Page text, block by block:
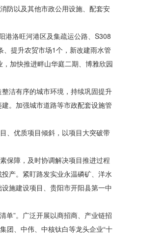
防以及其他市政公用设施、配套安
港洛旺河港区及集疏运公路、S308
提升农贸市场1个，新改建雨水管
加快推进畔山华庭二期、博雅欣园
洁有序的城市环境，持续巩固提升
。加强城市道路等市政配套设施管
、优质项目倾斜，以项目大突破带
保障，及时协调解决项目推进过程
产。紧盯路发实业永温磷矿、洋水
施建设项目、贵阳市开阳县第一中
单”。广泛开展以商招商、产业链招
团、中伟、中核钛白等龙头企业“十